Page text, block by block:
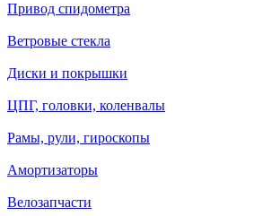
Привод спидометра
Ветровые стекла
Диски и покрышки
ЦПГ, головки, коленвалы
Рамы, рули, гироскопы
Амортизаторы
Велозапчасти